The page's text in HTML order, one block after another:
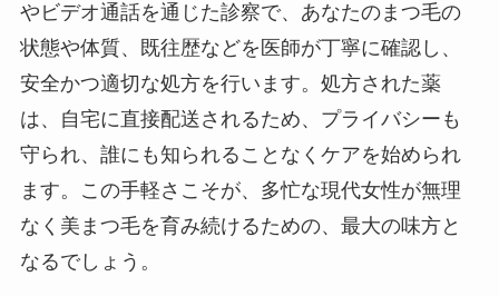
やビデオ通話を通じた診察で、あなたのまつ毛の
状態や体質、既往歴などを医師が丁寧に確認し、
安全かつ適切な処方を行います。処方された薬
は、自宅に直接配送されるため、プライバシーも
守られ、誰にも知られることなくケアを始められ
ます。この手軽さこそが、多忙な現代女性が無理
なく美まつ毛を育み続けるための、最大の味方と
なるでしょう。